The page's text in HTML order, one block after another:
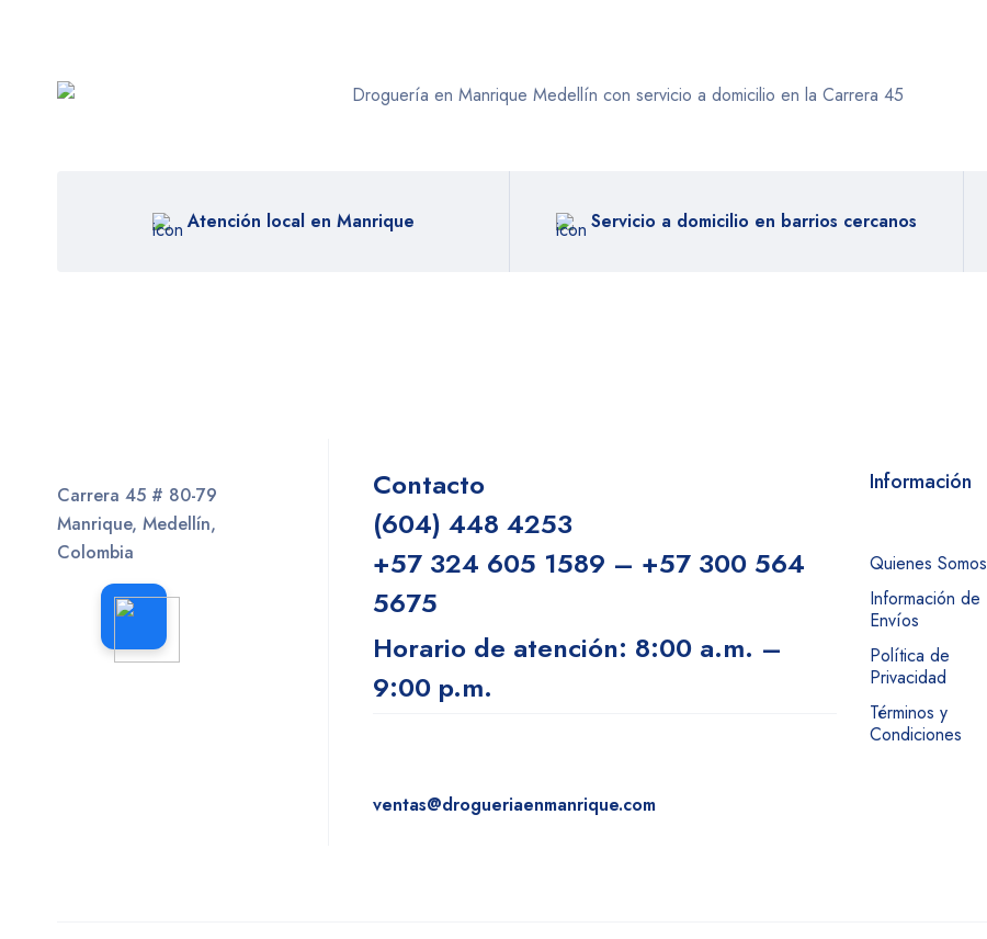
Atención local en Manrique Servicio a domicilio en barrios cercanos
Carrera 45 # 80-79
Manrique, Medellín,
Colombia
Contacto
(604) 448 4253
+57 324 605 1589 – +57 300 564
5675
Horario de atención: 8:00 a.m. –
9:00 p.m.
ventas@drogueriaenmanrique.com
Información
Quienes Somos
Información de
Envíos
Política de
Privacidad
Términos y
Condiciones